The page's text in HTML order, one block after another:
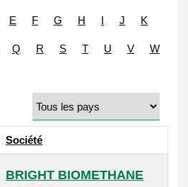
E F G H I J K
Q R S T U V W
Société
BRIGHT BIOMETHANE